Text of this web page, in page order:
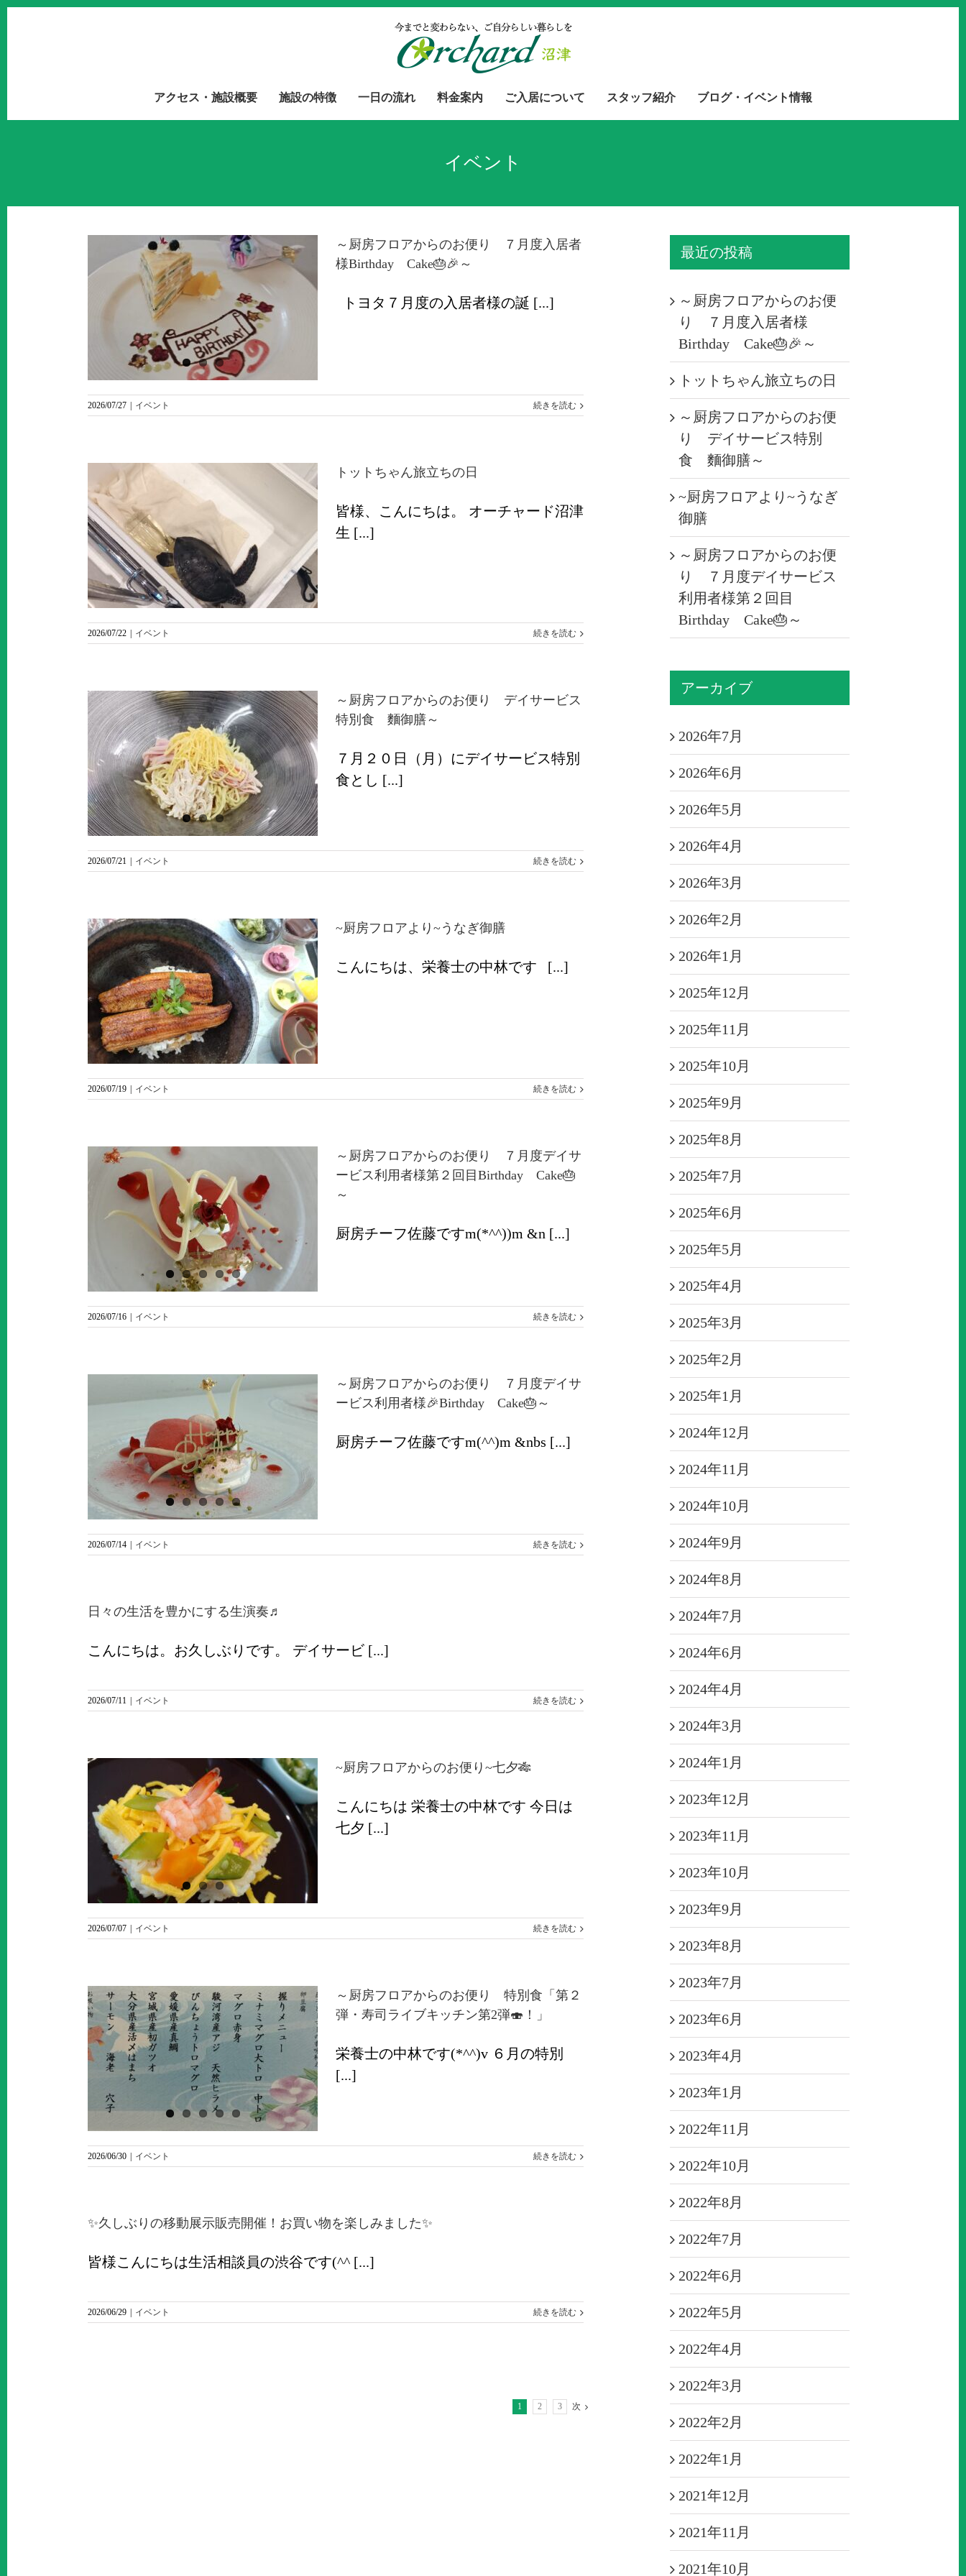
アクセス・施設概要 施設の特徴 一日の流れ 料金案内 ご入居について スタッフ紹介 ブログ・イベント情報
イベント
～厨房フロアからのお便り ７月度入居者
様Birthday Cake🎂🎉～
トヨタ７月度の入居者様の誕 [...]
2026/07/27 イベント 続きを読む
トットちゃん旅立ちの日
皆様、こんにちは。 オーチャード沼津
生 [...]
2026/07/22 イベント 続きを読む
～厨房フロアからのお便り デイサービス
特別食 麵御膳～
７月２０日（月）にデイサービス特別
食とし [...]
2026/07/21 イベント 続きを読む
~厨房フロアより~うなぎ御膳
こんにちは、栄養士の中林です [...]
2026/07/19 イベント 続きを読む
～厨房フロアからのお便り ７月度デイサ
ービス利用者様第２回目Birthday Cake🎂
～
厨房チーフ佐藤ですm(*^^))m &n [...]
2026/07/16 イベント 続きを読む
～厨房フロアからのお便り ７月度デイサ
ービス利用者様🎉Birthday Cake🎂～
厨房チーフ佐藤ですm(^^)m &nbs [...]
2026/07/14 イベント 続きを読む
日々の生活を豊かにする生演奏♬
こんにちは。お久しぶりです。 デイサービ [...]
2026/07/11 イベント 続きを読む
~厨房フロアからのお便り~七夕🎋
こんにちは 栄養士の中林です 今日は
七夕 [...]
2026/07/07 イベント 続きを読む
～厨房フロアからのお便り 特別食「第２
弾・寿司ライブキッチン第2弾🍣！」
栄養士の中林です(*^^)v ６月の特別
[...]
2026/06/30 イベント 続きを読む
✨久しぶりの移動展示販売開催！お買い物を楽しみました✨️
皆様こんにちは生活相談員の渋谷です(^^ [...]
2026/06/29 イベント 続きを読む
1 2 3 次
最近の投稿
～厨房フロアからのお便
り ７月度入居者様
Birthday Cake🎂🎉～
トットちゃん旅立ちの日
～厨房フロアからのお便
り デイサービス特別
食 麵御膳～
~厨房フロアより~うなぎ
御膳
～厨房フロアからのお便
り ７月度デイサービス
利用者様第２回目
Birthday Cake🎂～
アーカイブ
2026年7月
2026年6月
2026年5月
2026年4月
2026年3月
2026年2月
2026年1月
2025年12月
2025年11月
2025年10月
2025年9月
2025年8月
2025年7月
2025年6月
2025年5月
2025年4月
2025年3月
2025年2月
2025年1月
2024年12月
2024年11月
2024年10月
2024年9月
2024年8月
2024年7月
2024年6月
2024年4月
2024年3月
2024年1月
2023年12月
2023年11月
2023年10月
2023年9月
2023年8月
2023年7月
2023年6月
2023年4月
2023年1月
2022年11月
2022年10月
2022年8月
2022年7月
2022年6月
2022年5月
2022年4月
2022年3月
2022年2月
2022年1月
2021年12月
2021年11月
2021年10月